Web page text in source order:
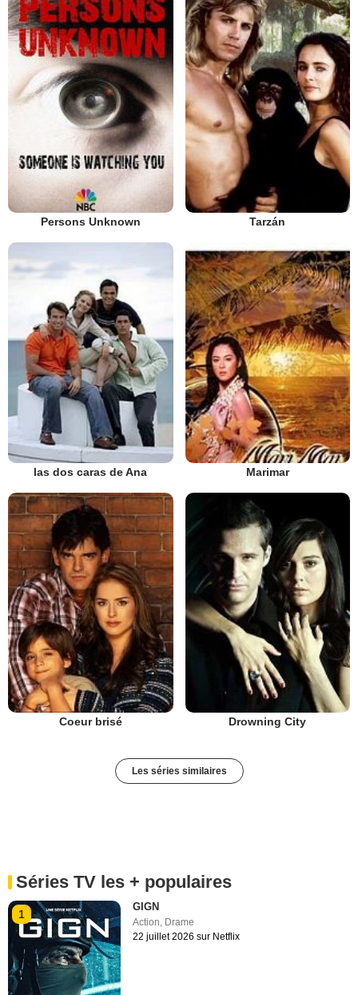
Persons Unknown Tarzán
las dos caras de Ana Marimar
Coeur brisé Drowning City
Les séries similaires
Séries TV les + populaires
1
GIGN
Action, Drame
22 juillet 2026 sur Netflix